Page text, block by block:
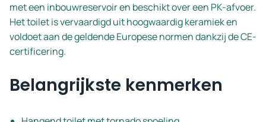
met een inbouwreservoir en beschikt over een PK-afvoer.
Het toilet is vervaardigd uit hoogwaardig keramiek en
voldoet aan de geldende Europese normen dankzij de CE-
certificering.
Belangrijkste kenmerken